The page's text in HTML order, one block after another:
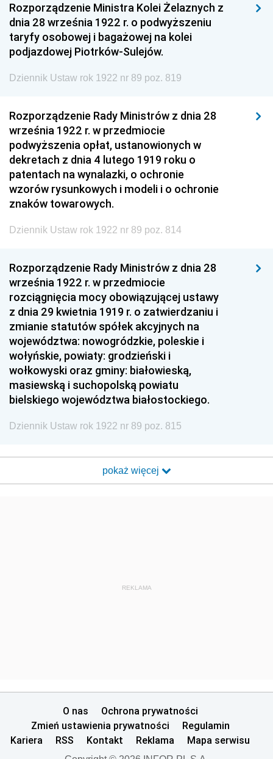
Rozporządzenie Ministra Kolei Żelaznych z
dnia 28 września 1922 r. o podwyższeniu
taryfy osobowej i bagażowej na kolei
podjazdowej Piotrków-Sulejów.
Dziennik Ustaw rok 1922 nr 89 poz. 819
Rozporządzenie Rady Ministrów z dnia 28
września 1922 r. w przedmiocie
podwyższenia opłat, ustanowionych w
dekretach z dnia 4 lutego 1919 roku o
patentach na wynalazki, o ochronie
wzorów rysunkowych i modeli i o ochronie
znaków towarowych.
Dziennik Ustaw rok 1922 nr 89 poz. 814
Rozporządzenie Rady Ministrów z dnia 28
września 1922 r. w przedmiocie
rozciągnięcia mocy obowiązującej ustawy
z dnia 29 kwietnia 1919 r. o zatwierdzaniu i
zmianie statutów spółek akcyjnych na
województwa: nowogródzkie, poleskie i
wołyńskie, powiaty: grodzieński i
wołkowyski oraz gminy: białowieską,
masiewską i suchopolską powiatu
bielskiego województwa białostockiego.
Dziennik Ustaw rok 1922 nr 89 poz. 815
pokaż więcej
REKLAMA
O nas
Ochrona prywatności
Zmień ustawienia prywatności
Regulamin
Kariera
RSS Kontakt Reklama Mapa serwisu